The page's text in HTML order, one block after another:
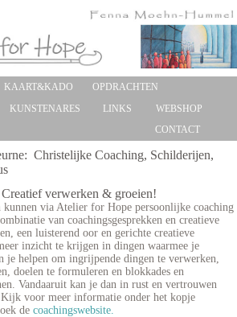
KAART&KADO
OPDRACHTEN
KUNSTENARES LINKS
WEBSHOP
CONTACT
Christelijke Coaching, Schilderijen,
verwerken & groeien!
kunnen via Atelier for Hope persoonlijke coaching
van coachingsgesprekken en creatieve
een luisterend oor en gerichte creatieve
inzicht te krijgen in dingen waarmee je
je helpen om ingrijpende dingen te verwerken,
doelen te formuleren en blokkades en
Vandaaruit kan je dan in rust en vertrouwen
voor meer informatie onder het kopje
decoachingswebsite.